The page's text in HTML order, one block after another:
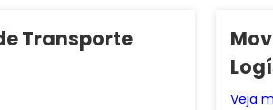
Transporte
Veja